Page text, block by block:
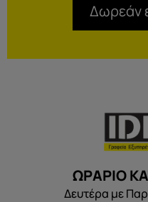
Δωρεάν
ΩΡΑΡΙΟ
Δευτέρα με